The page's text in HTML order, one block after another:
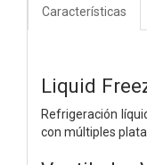
Características
Liquid
Refrigeración
con múltiples